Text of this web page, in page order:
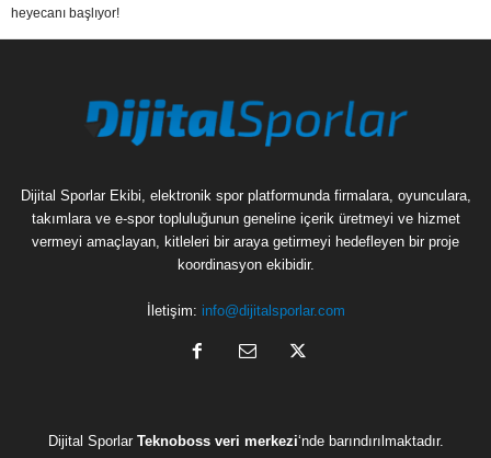
heyecanı başlıyor!
Dijital Sporlar Ekibi, elektronik spor platformunda firmalara, oyunculara,
takımlara ve e-spor topluluğunun geneline içerik üretmeyi ve hizmet
vermeyi amaçlayan, kitleleri bir araya getirmeyi hedefleyen bir proje
koordinasyon ekibidir.
İletişim: info@dijitalsporlar.com
Dijital Sporlar Teknoboss veri merkezi‘nde barındırılmaktadır.